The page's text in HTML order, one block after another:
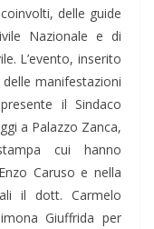
delle guide
Nazionale e di
L’evento, inserito
manifestazioni
il Sindaco
a Palazzo Zanca,
cui hanno
Caruso e nella
il dott. Carmelo
Giuffrida per